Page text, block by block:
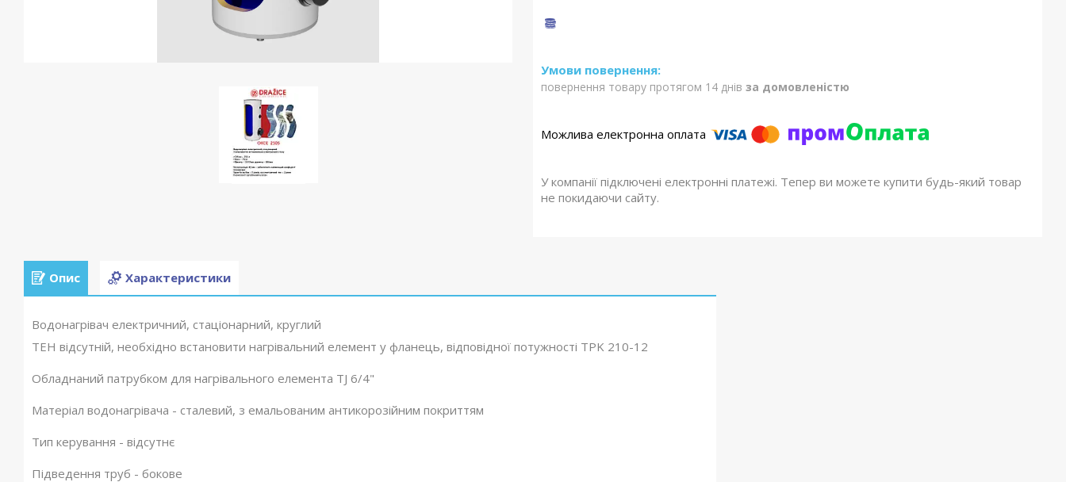
повернення товару протягом 14 днів за домовленістю
У компанії підключені електронні платежі. Тепер ви можете купити будь-який товар
не покидаючи сайту.
Опис Характеристики
Водонагрівач електричний, стаціонарний, круглий
ТЕН відсутній, необхідно встановити нагрівальний елемент у фланець, відповідної потужності TPK 210-12
Обладнаний патрубком для нагрівального елемента TJ 6/4"
Матеріал водонагрівача - сталевий, з емальованим антикорозійним покриттям
Тип керування - відсутнє
Підведення труб - бокове